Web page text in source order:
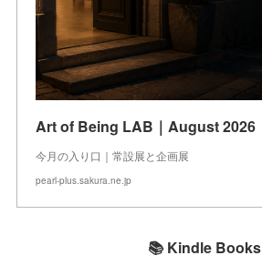
Art of Being LAB｜August 2026
今月の入り口｜常設展と企画展
pearl-plus.sakura.ne.jp
📚 Kindle Books